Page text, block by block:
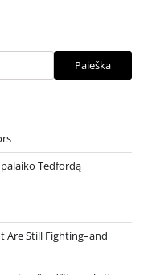
Paieška
Tedfordą
Are Still Fighting–and